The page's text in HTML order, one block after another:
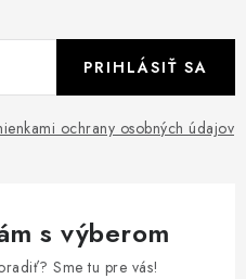
ochrany osobných údajov
PRIHLÁSIŤ SA
s výberom
Sme tu pre vás!